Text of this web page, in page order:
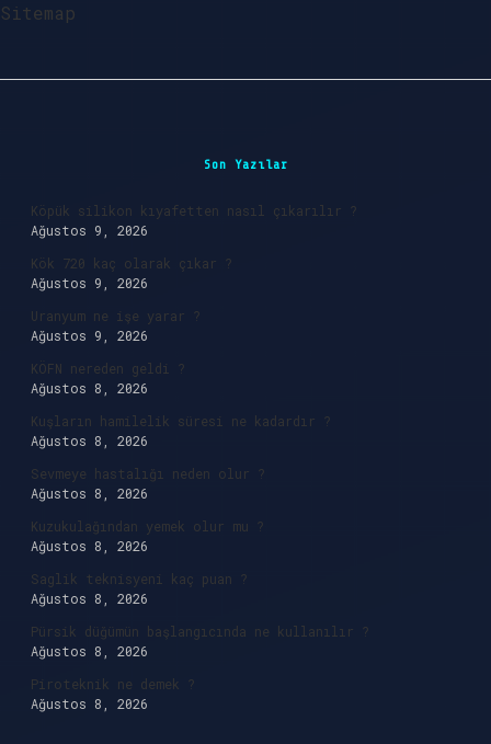
Sitemap
Son Yazılar
Köpük silikon kıyafetten nasıl çıkarılır ?
Ağustos 9, 2026
Kök 720 kaç olarak çıkar ?
Ağustos 9, 2026
Uranyum ne işe yarar ?
Ağustos 9, 2026
KÖFN nereden geldi ?
Ağustos 8, 2026
Kuşların hamilelik süresi ne kadardır ?
Ağustos 8, 2026
Sevmeye hastalığı neden olur ?
Ağustos 8, 2026
Kuzukulağından yemek olur mu ?
Ağustos 8, 2026
Saglik teknisyeni kaç puan ?
Ağustos 8, 2026
Pürsik düğümün başlangıcında ne kullanılır ?
Ağustos 8, 2026
Piroteknik ne demek ?
Ağustos 8, 2026